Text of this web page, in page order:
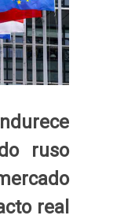
ruso
real